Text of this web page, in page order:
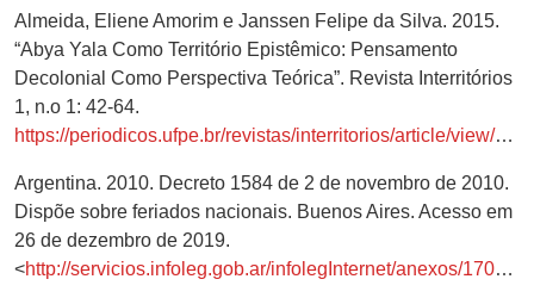
Almeida, Eliene Amorim e Janssen Felipe da Silva. 2015.
“Abya Yala Como Território Epistêmico: Pensamento
Decolonial Como Perspectiva Teórica”. Revista Interritórios
1, n.o 1: 42-64.
https://periodicos.ufpe.br/revistas/interritorios/article/view/5009
Argentina. 2010. Decreto 1584 de 2 de novembro de 2010.
Dispõe sobre feriados nacionais. Buenos Aires. Acesso em
26 de dezembro de 2019.
<http://servicios.infoleg.gob.ar/infolegInternet/anexos/17000074999/174389/texact.htm